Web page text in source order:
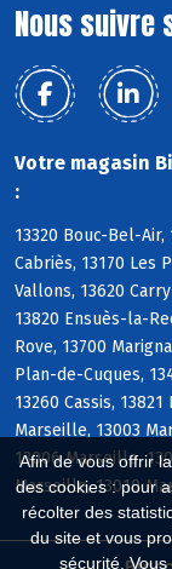
Afin de vous offrir
des cookies : pour
récolter des
du site et vous
sécurité.
Nous suivre
Votre magasin
:
13320 Bouc-Bel-Air,
Cabriès, 13170 Les
Vallons, 13620
13820 Ensuès-la-
Rove, 13700
Plan-de-Cuques,
13260 Cassis,
Marseille, 13003
13006 Marseille,
Marseille, 13010